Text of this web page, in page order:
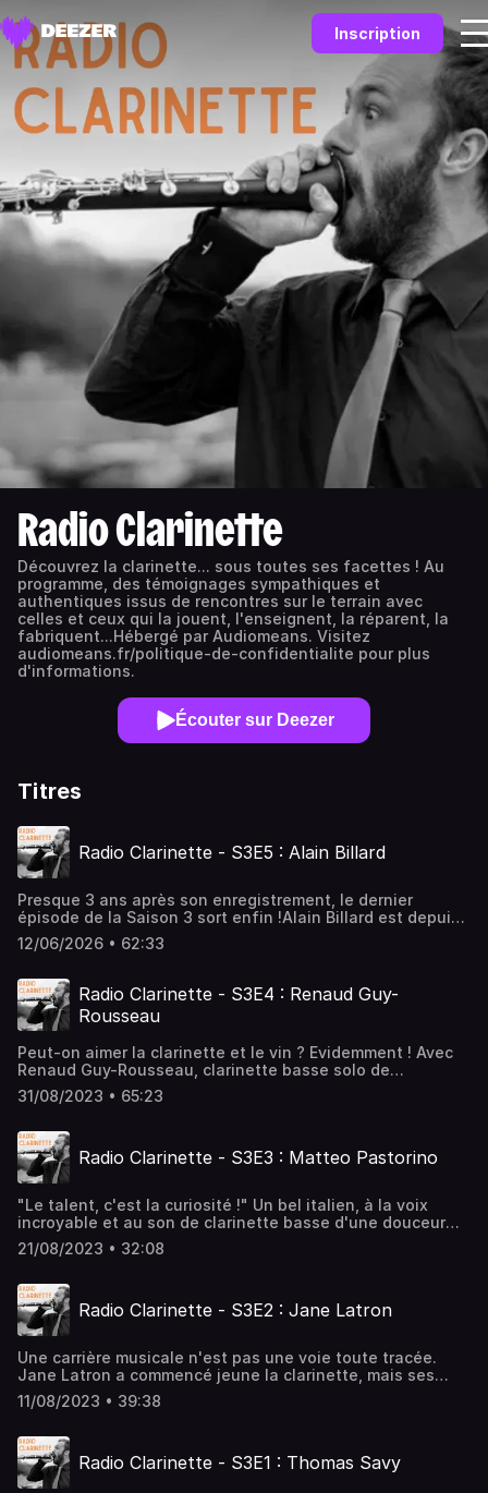
Inscription
Radio Clarinette
Découvrez la clarinette... sous toutes ses facettes ! Au
programme, des témoignages sympathiques et
authentiques issus de rencontres sur le terrain avec
celles et ceux qui la jouent, l'enseignent, la réparent, la
fabriquent...Hébergé par Audiomeans. Visitez
audiomeans.fr/politique-de-confidentialite pour plus
d'informations.
Écouter sur Deezer
Titres
Radio Clarinette - S3E5 : Alain Billard
Presque 3 ans après son enregistrement, le dernier
épisode de la Saison 3 sort enfin !Alain Billard est depuis
Co-Président de l'Association Française de la Clarinette.Et
tout le reste est à découvrir en écoutant cet
audiomeans.fr/politique-de-confidentialite pour plus
d'informations.
12/06/2026 • 62:33
Radio Clarinette - S3E4 : Renaud Guy-
Rousseau
Peut-on aimer la clarinette et le vin ? Evidemment ! Avec
Renaud Guy-Rousseau, clarinette basse solo de
l'Orchestre National de France, nous nous retrouvons
autour de quelques délicieux cépages pour échanger sur
expérience. Un moment à déguster sans
modération...Hébergé par Audiomeans. Visitez
audiomeans.fr/politique-de-confidentialite pour plus
31/08/2023 • 65:23
Radio Clarinette - S3E3 : Matteo Pastorino
"Le talent, c'est la curiosité !" Un bel italien, à la voix
incroyable et au son de clarinette basse d'une douceur
envoutante ? Oui, il s'agît bien de Matteo Pastorino !
Arrivé à Paris à 18 ans, en provenance de la magnifique
projets...Hébergé par Audiomeans. Visitez
audiomeans.fr/politique-de-confidentialite pour plus
d'informations.
21/08/2023 • 32:08
Radio Clarinette - S3E2 : Jane Latron
Une carrière musicale n'est pas une voie toute tracée.
Jane Latron a commencé jeune la clarinette, mais ses
aventures musicales se sont élargies et elle commence
maintenant une brillante carrière de cheffe d'orchestre.
parcours, ses envies et encourage les musicien.ne.s à se
frotter à la direction, pour mieux comprendre leur propre
rôle.Hébergé par Audiomeans. Visitez
11/08/2023 • 39:38
Radio Clarinette - S3E1 : Thomas Savy